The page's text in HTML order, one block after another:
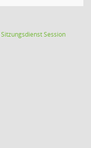
SitzungsdienstSession(Wird in